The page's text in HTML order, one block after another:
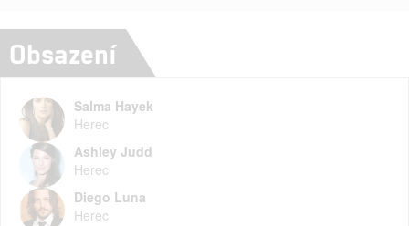
Obsazení
Salma Hayek
Herec
Ashley Judd
Herec
Diego Luna
Herec